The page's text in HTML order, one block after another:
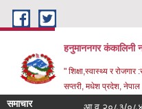
Skip to main content
हनुमाननगर कंकालिनी
" शिक्षा,स्वास्थ्य र
सप्तरी, मधेश प्रदेश, नेपाल
समाचार